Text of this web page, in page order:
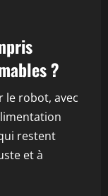
?
le robot, avec
restent
et à